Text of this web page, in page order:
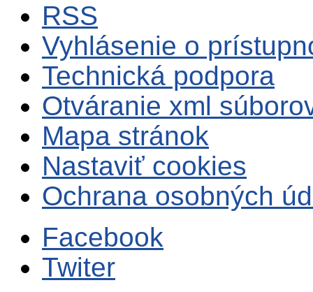
RSS
Vyhlásenie o
Technická podpora
Otváranie xml
Mapa stránok
Nastaviť cookies
Ochrana osobných
Facebook
Twiter